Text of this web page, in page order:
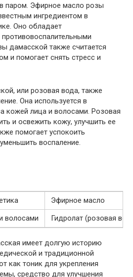
паром. Эфирное масло розы
ингредиентом в
Оно обладает
дамасской также считается
и помогает снять стресс и
или розовая вода, также
Она используется в
кожей лица и волосами. Розовая
и освежить кожу, улучшить ее
помогает успокоить
воспаление.
Эфирное масло
волосами
Гидролат (розовая
имеет долгую историю
и традиционной
как тоник для укрепления
средство для улучшения